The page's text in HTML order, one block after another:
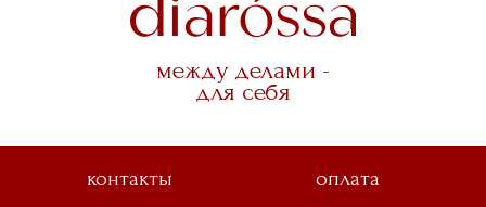
между делами -
для себя
контакты
оплата